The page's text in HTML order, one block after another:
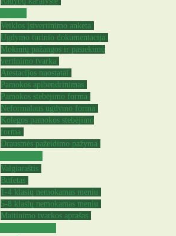
Veiklos įsivertinimo anketa
Ugdymo turinio dokumentacija
Mokinių pažangos ir pasiekimų
vertinimo tvarka
Atestacijos nuostatai
Pamokos apibendrinimas
Pamokos stebėjimo forma
Neformalaus ugdymo forma
Kolegos pamokos stebėjimo
forma
Drausmės pažeidimo pažyma
Valgiaraštis
Bufetas
1-4 klasių nemokamas meniu
5-8 klasių nemokamas meniu
Maitinimo tvarkos aprašas